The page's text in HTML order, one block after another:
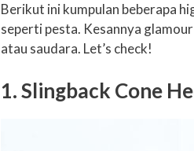
Berikut ini kumpulan beberapa
seperti pesta. Kesannya
atau saudara. Let’s check!
1. Slingback Cone